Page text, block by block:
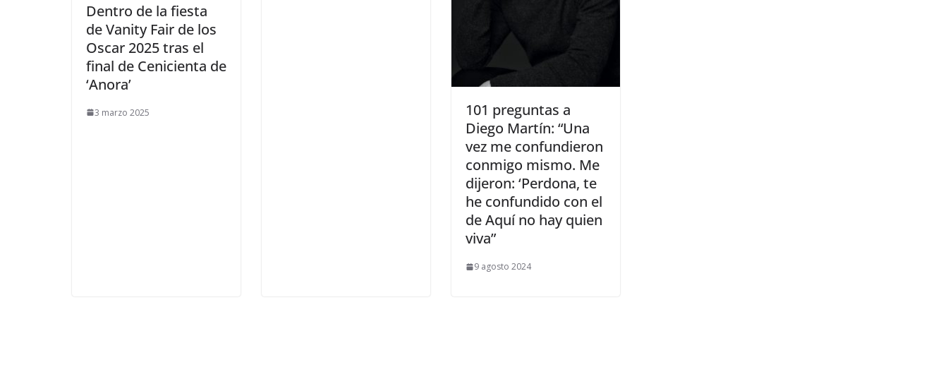
​Dentro de la fiesta
de Vanity Fair de los
Oscar 2025 tras el
final de Cenicienta de
‘Anora’
3 marzo 2025
​101 preguntas a
Diego Martín: “Una
vez me confundieron
conmigo mismo. Me
dijeron: ‘Perdona, te
he confundido con el
de Aquí no hay quien
viva”
9 agosto 2024